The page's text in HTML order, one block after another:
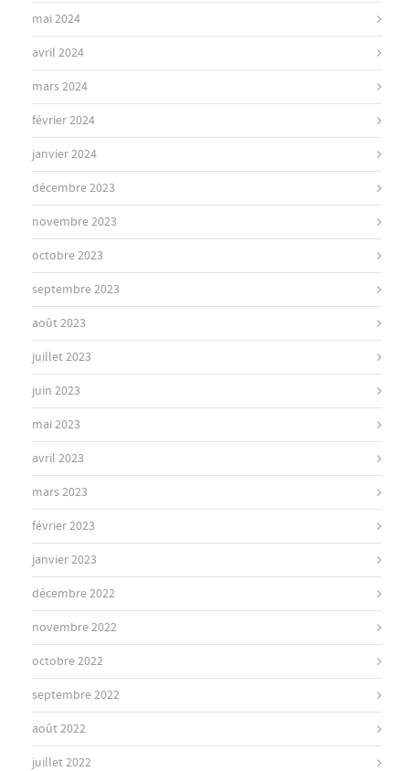
mai 2024
avril 2024
mars 2024
février 2024
janvier 2024
décembre 2023
novembre 2023
octobre 2023
septembre 2023
août 2023
juillet 2023
juin 2023
mai 2023
avril 2023
mars 2023
février 2023
janvier 2023
décembre 2022
novembre 2022
octobre 2022
septembre 2022
août 2022
juillet 2022